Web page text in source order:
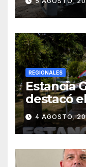
EL
VECINOS
REGIONALES
Estancia
destacó
obras y
frente a
4 AGOSTO,